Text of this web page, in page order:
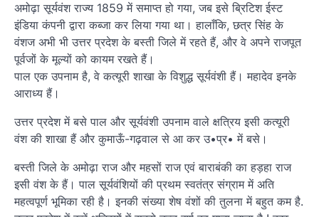
अमोढ़ा सूर्यवंश राज्य 1859 में समाप्त हो गया, जब इसे ब्रिटिश ईस्ट
इंडिया कंपनी द्वारा कब्जा कर लिया गया था। हालाँकि, छत्र सिंह के
वंशज अभी भी उत्तर प्रदेश के बस्ती जिले में रहते हैं, और वे अपने राजपूत
पूर्वजों के मूल्यों को कायम रखते हैं।
पाल एक उपनाम है, वे कत्यूरी शाखा के विशुद्ध सूर्यवंशी हैं। महादेव इनके
आराध्य हैं।
उत्तर प्रदेश में बसे पाल और सूर्यवंशी उपनाम वाले क्षत्रिय इसी कत्यूरी
वंश की शाखा हैं और कुमाऊँ-गढ़वाल से आ कर उ•प्र• में बसे।
बस्ती जिले के अमोढ़ा राज और महसों राज एवं बाराबंकी का हड़हा राज
इसी वंश के हैं। पाल सूर्यवंशियों की प्रथम स्वतंत्र संग्राम में अति
महत्वपूर्ण भूमिका रही है। इनकी संख्या शेष वंशों की तुलना में बहुत कम है.